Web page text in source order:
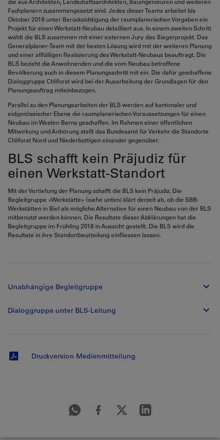
Fachplanern zusammengesetzt sind. Jedes dieser Teams arbeitet bis
Oktober 2018 unter Berücksichtigung der raumplanerischen Vorgaben ein
Projekt für einen Werkstatt-Neubau detailliert aus. In einem zweiten Schritt
wählt die BLS zusammen mit einer externen Jury das Siegerprojekt. Das
Generalplaner-Team mit der besten Lösung wird mit der weiteren Planung
und einer allfälligen Realisierung des Werkstatt-Neubaus beauftragt. Die
BLS bezieht die Anwohnenden und die vom Neubau betroffene
Bevölkerung auch in diesem Planungsschritt mit ein. Die dafür geschaffene
Dialoggruppe Chliforst wird bei der Ausarbeitung der Grundlagen für den
Planungsauftrag miteinbezogen.
Parallel zu den Planungsarbeiten der BLS werden auf kantonaler und
eidgenössischer Ebene die raumplanerischen Voraussetzungen für einen
Neubau im Westen Berns geschaffen. Im Rahmen einer öffentlichen
Mitwirkung und Anhörung stellt das Bundesamt für Verkehr die Standorte
Chliforst Nord und Niederbottigen einander gegenüber.
BLS schafft kein Präjudiz für
einen Werkstatt-Standort
Mit der Vertiefung der Planung schafft die BLS kein Präjudiz. Die
Begleitgruppe «Werkstätte» (siehe unten) klärt derzeit ab, ob die SBB-
Werkstätten in Biel als mögliche Alternative für einen Neubau von der BLS
mitbenutzt werden können. Die Resultate dieser Abklärungen hat die
Begleitgruppe im Frühling 2018 in Aussicht gestellt. Die BLS wird die
Resultate in ihre Standortbeurteilung einfliessen lassen.
Unabhängige Begleitgruppe
Dialoggruppe unter BLS-Leitung
Druckversion Medienmitteilung